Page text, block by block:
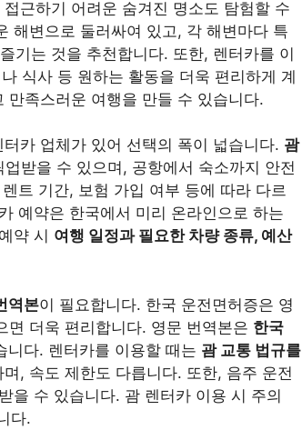
근하기 어려운 숨겨진 명소도 탐험할 수
해변으로 둘러싸여 있고, 각 해변마다 특
기는 것을 추천합니다. 또한, 렌터카를 이
식사 등 원하는 활동을 더욱 편리하게 계
족스러운 여행을 만들 수 있습니다.
카 업체가 있어 선택의 폭이 넓습니다. 괌
받을 수 있으며, 공항에서 숙소까지 안전
트 기간, 보험 가입 여부 등에 따라 다르
예약은 한국에서 미리 온라인으로 하는
약 시 여행 일정과 필요한 차량 종류, 예산
역본이 필요합니다. 한국 운전면허증은 영
면 더욱 편리합니다. 영문 번역본은 한국
니다. 렌터카를 이용할 때는 괌 교통 법규를
, 속도 제한도 다릅니다. 또한, 음주 운전
을 수 있습니다. 괌 렌터카 이용 시 주의
다.